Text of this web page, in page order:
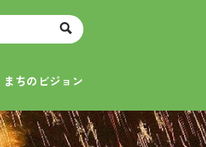
まちのビジョン